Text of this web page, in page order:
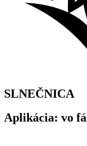
SLNEČNICA
Aplikácia: vo